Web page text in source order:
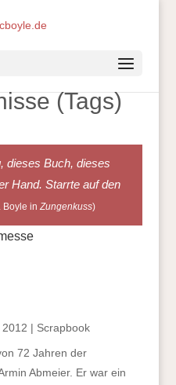
(Tags)
dieses Buch, dieses
Hand. Starrte auf den
Boyle in Zungenkuss)
2012 | Scrapbook
72 Jahren der
Abmeier. Er war ein